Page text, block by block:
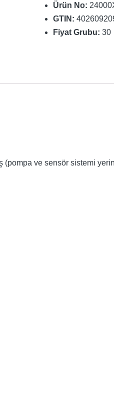
Ürün No:
GTIN:
Fiyat Grubu: 30
ve sensör sistemi